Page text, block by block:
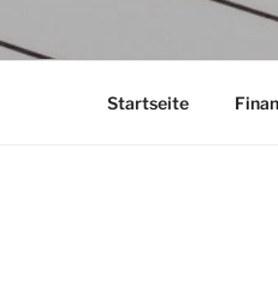
Startseite